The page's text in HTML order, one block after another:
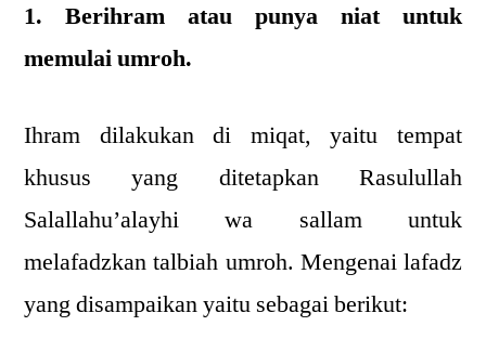
1. Berihram atau punya niat untuk
memulai umroh.
Ihram dilakukan di miqat, yaitu tempat
khusus yang ditetapkan Rasulullah
Salallahu’alayhi wa sallam untuk
melafadzkan talbiah umroh. Mengenai lafadz
yang disampaikan yaitu sebagai berikut: